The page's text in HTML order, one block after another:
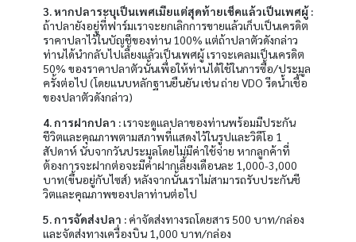
3. หากปลาระบุเป็นเพศเมียแต่สุดท้ายเช็คแล้วเป็นเพศผู้ :
ถ้าปลายังอยู่ที่ฟาร์มเราจะยกเลิกการขายแล้วเก็บเป็นเครดิต
ราคาปลาไว้ในบัญชีของท่าน 100% แต่ถ้าปลาตัวดังกล่าว
ท่านได้นำกลับไปเลี้ยงแล้วเป็นเพศผู้ เราจะเคลมเป็นเครดิต
50% ของราคาปลาตัวนั้นเพื่อให้ท่านได้ใช้ในการซื้อ/ประมูล
ครั้งต่อไป (โดยแนบหลักฐานยืนยัน เช่น ถ่าย VDO รีดน้ำเชื้อ
ของปลาตัวดังกล่าว)
4. การฝากปลา :เราจะดูเเลปลาของท่านพร้อมมีประกัน
ชีวิตและคุณภาพตามสภาพที่เเสดงไว้ในรูปเเละวิดีโอ 1
สัปดาห์ นับจากวันประมูลโดยไม่มีค่าใช้จ่าย หากลูกค้าที่
ต้องการจะฝากต่อจะมีค่าฝากเลี้ยงเดือนละ 1,000-3,000
บาท(ขึ้นอยู่กับไซส์) หลังจากนั้นเราไม่สามารถรับประกันชี
วิตเเละคุณภาพของปลาท่านต่อไป
5. การจัดส่งปลา : ค่าจัดส่งทางรถโดยสาร 500 บาท/กล่อง
เเละจัดส่งทางเครื่องบิน 1,000 บาท/กล่อง